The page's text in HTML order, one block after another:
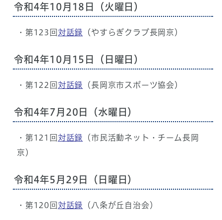
令和4年10月18日（火曜日）
・第123回 対話録 （やすらぎクラブ長岡京）
令和4年10月15日（日曜日）
・第122回 対話録 （長岡京市スポーツ協会）
令和4年7月20日（水曜日）
・第121回 対話録 （市民活動ネット・チーム長岡
京）
令和4年5月29日（日曜日）
・第120回 対話録 （八条が丘自治会）